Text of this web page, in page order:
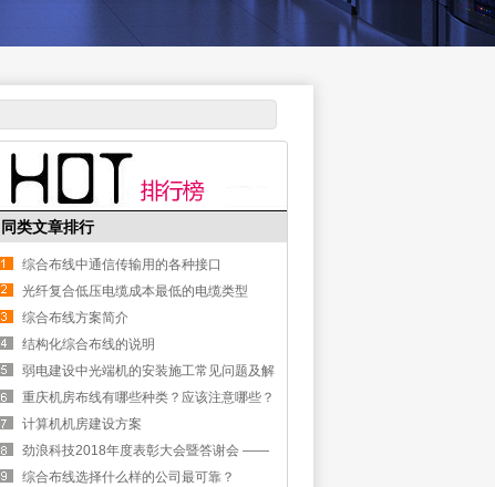
同类文章排行
综合布线中通信传输用的各种接口
光纤复合低压电缆成本最低的电缆类型
综合布线方案简介
结构化综合布线的说明
弱电建设中光端机的安装施工常见问题及解
决方案
重庆机房布线有哪些种类？应该注意哪些？
计算机机房建设方案
劲浪科技2018年度表彰大会暨答谢会 ——
不忘初心•励志前行
综合布线选择什么样的公司最可靠？